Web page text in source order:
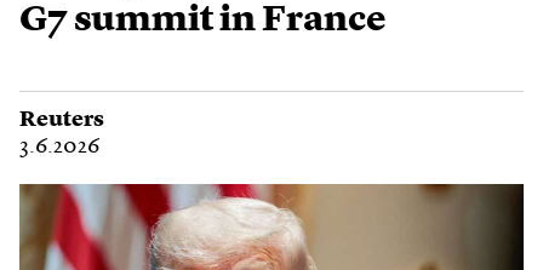
G7 summit in France
Reuters
3.6.2026